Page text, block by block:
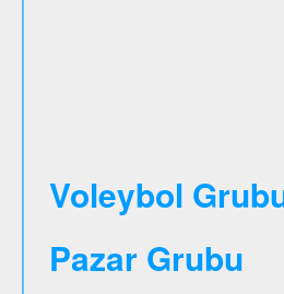
Voleybol
Pazar Grubu